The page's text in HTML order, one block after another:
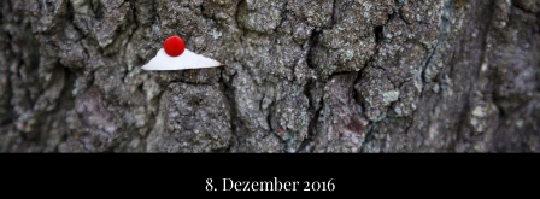
8. Dezember 2016